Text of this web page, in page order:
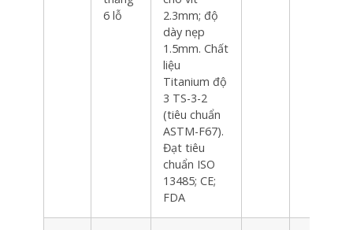
6 lỗ
2.3mm; độ
dày nẹp
1.5mm. Chất
liệu
Titanium độ
3 TS-3-2
(tiêu chuẩn
ASTM-F67).
Đạt tiêu
chuẩn ISO
13485; CE;
FDA